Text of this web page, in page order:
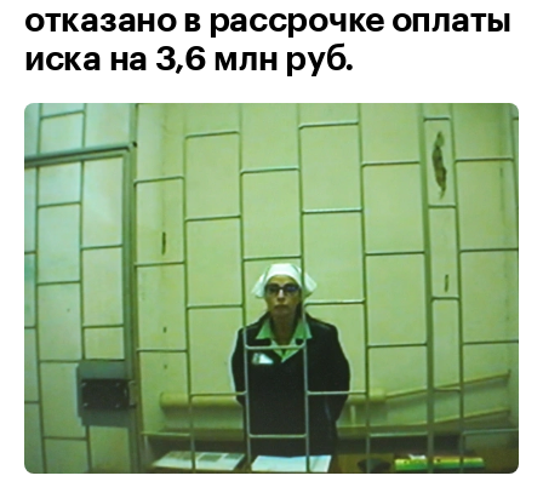
отказано в рассрочке оплаты
иска на 3,6 млн руб.